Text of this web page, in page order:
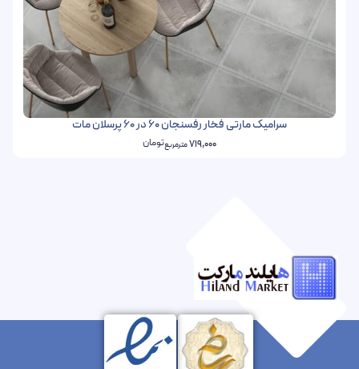
سرامیک مارتی فخار رفسنجان 60 در 60 پرسلان مات
719,000 مترمربعتومان